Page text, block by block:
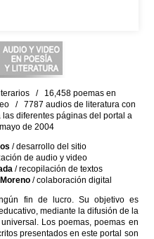
/ 16,458 poemas en
/ 7787 audios de literatura con
diferentes páginas del portal a
de 2004
/ desarrollo del sitio
de audio y video
/ recopilación de textos
/ colaboración digital
fin de lucro. Su objetivo es
mediante la difusión de la
Los poemas, poemas en
presentados en este portal son